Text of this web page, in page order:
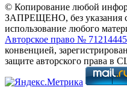
© Копирование любой
ЗАПРЕЩЕНО, без указания
использование любого
Авторское право №
конвенцией,
защите авторского права